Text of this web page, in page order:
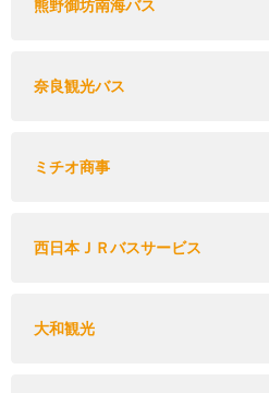
熊野御坊南海バス
奈良観光バス
ミチオ商事
西日本ＪＲバスサービス
大和観光